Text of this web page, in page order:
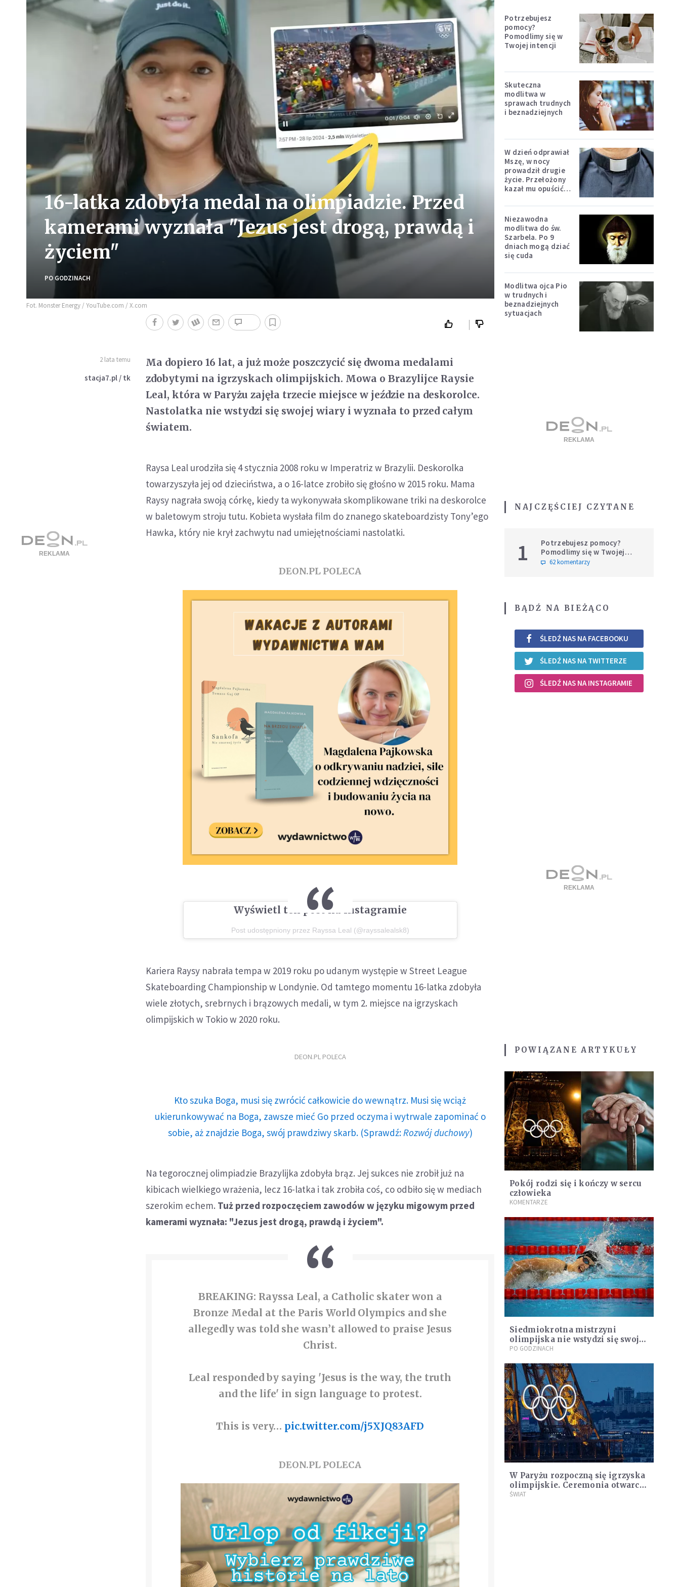
16-latka zdobyła medal na olimpiadzie. Przed
kamerami wyznała "Jezus jest drogą, prawdą i
życiem"
PO GODZINACH
Fot. Monster Energy / YouTube.com / X.com
2 lata temu
stacja7.pl / tk
Ma dopiero 16 lat, a już może poszczycić się dwoma medalami
zdobytymi na igrzyskach olimpijskich. Mowa o Brazylijce Raysie
Leal, która w Paryżu zajęła trzecie miejsce w jeździe na deskorolce.
Nastolatka nie wstydzi się swojej wiary i wyznała to przed całym
światem.
Raysa Leal urodziła się 4 stycznia 2008 roku w Imperatriz w Brazylii. Deskorolka
towarzyszyła jej od dzieciństwa, a o 16-latce zrobiło się głośno w 2015 roku. Mama
Raysy nagrała swoją córkę, kiedy ta wykonywała skomplikowane triki na deskorolce
w baletowym stroju tutu. Kobieta wysłała film do znanego skateboardzisty Tony’ego
Hawka, który nie krył zachwytu nad umiejętnościami nastolatki.
DEON.PL POLECA
Wyświetl ten post na Instagramie
Post udostępniony przez Rayssa Leal (@rayssalealsk8)
Kariera Raysy nabrała tempa w 2019 roku po udanym występie w Street League
Skateboarding Championship w Londynie. Od tamtego momentu 16-latka zdobyła
wiele złotych, srebrnych i brązowych medali, w tym 2. miejsce na igrzyskach
olimpijskich w Tokio w 2020 roku.
DEON.PL POLECA
Kto szuka Boga, musi się zwrócić całkowicie do wewnątrz. Musi się wciąż
ukierunkowywać na Boga, zawsze mieć Go przed oczyma i wytrwale zapominać o
sobie, aż znajdzie Boga, swój prawdziwy skarb. (Sprawdź: Rozwój duchowy)
Na tegorocznej olimpiadzie Brazylijka zdobyła brąz. Jej sukces nie zrobił już na
kibicach wielkiego wrażenia, lecz 16-latka i tak zrobiła coś, co odbiło się w mediach
szerokim echem. Tuż przed rozpoczęciem zawodów w języku migowym przed
kamerami wyznała: "Jezus jest drogą, prawdą i życiem".
BREAKING: Rayssa Leal, a Catholic skater won a
Bronze Medal at the Paris World Olympics and she
allegedly was told she wasn’t allowed to praise Jesus
Christ.
Leal responded by saying 'Jesus is the way, the truth
and the life' in sign language to protest.
This is very… pic.twitter.com/j5XJQ83AFD
DEON.PL POLECA
Potrzebujesz
pomocy?
Pomodlimy się w
Twojej intencji
Skuteczna
modlitwa w
sprawach trudnych
i beznadziejnych
W dzień odprawiał
Mszę, w nocy
prowadził drugie
życie. Przełożony
kazał mu opuścić
Niezawodna
modlitwa do św.
Szarbela. Po 9
dniach mogą dziać
się cuda
Modlitwa ojca Pio
w trudnych i
beznadziejnych
sytuacjach
NAJCZĘŚCIEJ CZYTANE
1
Potrzebujesz pomocy?
Pomodlimy się w Twojej
intencji
62 komentarzy
BĄDŹ NA BIEŻĄCO
ŚLEDŹ NAS NA FACEBOOKU
ŚLEDŹ NAS NA TWITTERZE
ŚLEDŹ NAS NA INSTAGRAMIE
POWIĄZANE ARTYKUŁY
Pokój rodzi się i kończy w sercu
człowieka
KOMENTARZE
Siedmiokrotna mistrzyni
olimpijska nie wstydzi się swojej
wiary. "Modlitwa daje mi spokój"
PO GODZINACH
W Paryżu rozpoczną się igrzyska
olimpijskie. Ceremonia otwarcia
na Sekwanie
ŚWIAT